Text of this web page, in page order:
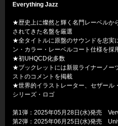
Everything Jazz
★歴史上に燦然と輝く名門レーベルか
されてきた名盤を厳選
★全タイトルに原盤のサウンドを忠実
ン・カラー・レーベルコート仕様を採
★初UHQCD化多数
★ブックレットには新規ライナーノー
ストのコメントを掲載
★世界的イラストレーター、セザール
シリーズ・ロゴ
第1弾：2025年05月28日(水)発売
第2弾：2025年06月25日(水)発売